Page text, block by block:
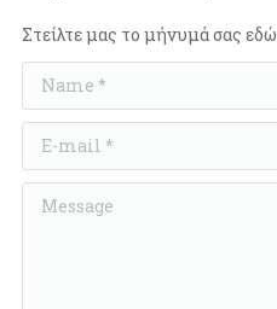
Στείλτε μας το μήνυμά σας εδώ
Name *
E-mail *
Message